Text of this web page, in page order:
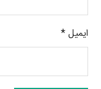
ایمیل*